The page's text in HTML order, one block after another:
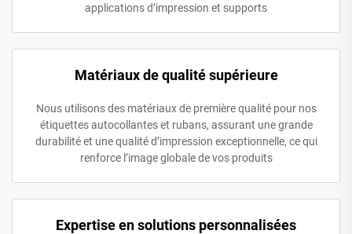
applications d’impression et supports
Matériaux de qualité supérieure
Nous utilisons des matériaux de première qualité pour nos
étiquettes autocollantes et rubans, assurant une grande
durabilité et une qualité d’impression exceptionnelle, ce qui
renforce l’image globale de vos produits
Expertise en solutions personnalisées